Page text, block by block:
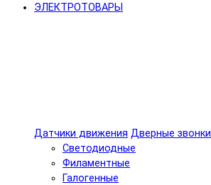
ЭЛЕКТРОТОВАРЫ
Датчики движения Дверные звонки
Светодиодные
Филаментные
Галогенные